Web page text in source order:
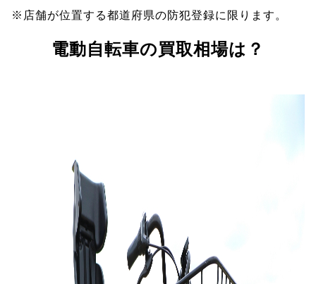
※店舗が位置する都道府県の防犯登録に限ります。
電動自転車の買取相場は？